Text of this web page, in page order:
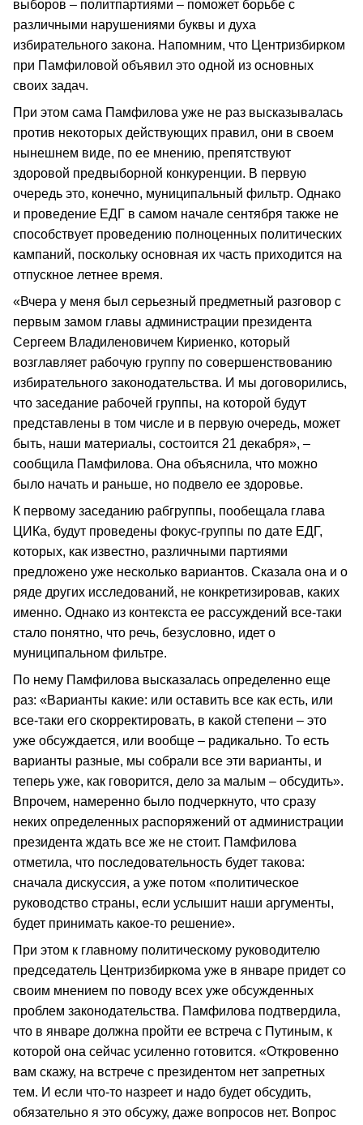
выборов – политпартиями – поможет борьбе с
различными нарушениями буквы и духа
избирательного закона. Напомним, что Центризбирком
при Памфиловой объявил это одной из основных
своих задач.
При этом сама Памфилова уже не раз высказывалась
против некоторых действующих правил, они в своем
нынешнем виде, по ее мнению, препятствуют
здоровой предвыборной конкуренции. В первую
очередь это, конечно, муниципальный фильтр. Однако
и проведение ЕДГ в самом начале сентября также не
способствует проведению полноценных политических
кампаний, поскольку основная их часть приходится на
отпускное летнее время.
«Вчера у меня был серьезный предметный разговор с
первым замом главы администрации президента
Сергеем Владиленовичем Кириенко, который
возглавляет рабочую группу по совершенствованию
избирательного законодательства. И мы договорились,
что заседание рабочей группы, на которой будут
представлены в том числе и в первую очередь, может
быть, наши материалы, состоится 21 декабря», –
сообщила Памфилова. Она объяснила, что можно
было начать и раньше, но подвело ее здоровье.
К первому заседанию рабгруппы, пообещала глава
ЦИКа, будут проведены фокус-группы по дате ЕДГ,
которых, как известно, различными партиями
предложено уже несколько вариантов. Сказала она и о
ряде других исследований, не конкретизировав, каких
именно. Однако из контекста ее рассуждений все-таки
стало понятно, что речь, безусловно, идет о
муниципальном фильтре.
По нему Памфилова высказалась определенно еще
раз: «Варианты какие: или оставить все как есть, или
все-таки его скорректировать, в какой степени – это
уже обсуждается, или вообще – радикально. То есть
варианты разные, мы собрали все эти варианты, и
теперь уже, как говорится, дело за малым – обсудить».
Впрочем, намеренно было подчеркнуто, что сразу
неких определенных распоряжений от администрации
президента ждать все же не стоит. Памфилова
отметила, что последовательность будет такова:
сначала дискуссия, а уже потом «политическое
руководство страны, если услышит наши аргументы,
будет принимать какое-то решение».
При этом к главному политическому руководителю
председатель Центризбиркома уже в январе придет со
своим мнением по поводу всех уже обсужденных
проблем законодательства. Памфилова подтвердила,
что в январе должна пройти ее встреча с Путиным, к
которой она сейчас усиленно готовится. «Откровенно
вам скажу, на встрече с президентом нет запретных
тем. И если что-то назреет и надо будет обсудить,
обязательно я это обсужу, даже вопросов нет. Вопрос